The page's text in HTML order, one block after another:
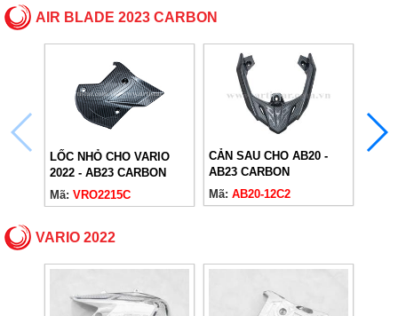
AIR BLADE 2023 CARBON
LỐC NHỎ CHO VARIO
2022 - AB23 CARBON
Mã: VRO2215C
CẢN SAU CHO AB20 -
AB23 CARBON
Mã: AB20-12C2
VARIO 2022